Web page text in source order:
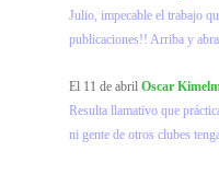
Julio, impecable el trabajo
publicaciones!! Arriba y
El 11 de abril Oscar
Resulta llamativo que
ni gente de otros clubes